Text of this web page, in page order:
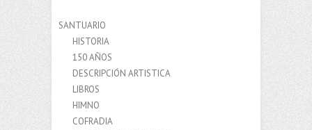
SANTUARIO
HISTORIA
150 AÑOS
DESCRIPCIÓN ARTISTICA
LIBROS
HIMNO
COFRADIA